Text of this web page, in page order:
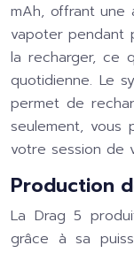
mAh, offrant une
vapoter pendant
la recharger, ce
quotidienne. Le
permet de
seulement, vous
votre session de
Production
La Drag 5
grâce à sa